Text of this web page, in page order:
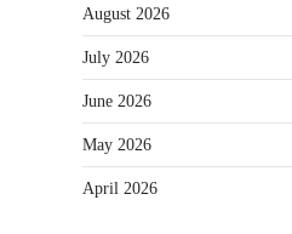
August 2026
July 2026
June 2026
May 2026
April 2026